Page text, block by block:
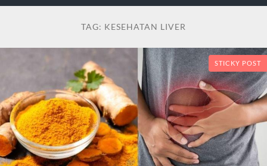
TAG: KESEHATAN LIVER
STICKY POST